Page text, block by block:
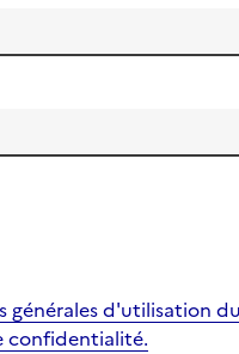
d'utilisation du
générales d'utilisation du
confidentialité.